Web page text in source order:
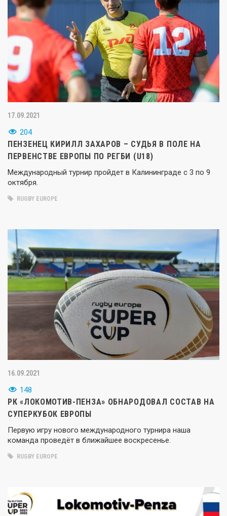
17.09.2021
204
ПЕНЗЕНЕЦ КИРИЛЛ ЗАХАРОВ – СУДЬЯ В ПОЛЕ НА
ПЕРВЕНСТВЕ ЕВРОПЫ ПО РЕГБИ (U18)
Международный турнир пройдет в Калининграде с 3 по 9
октября.
RUGBY EUROPE
16.09.2021
148
РК «ЛОКОМОТИВ-ПЕНЗА» ОБНАРОДОВАЛ СОСТАВ НА
СУПЕРКУБОК ЕВРОПЫ
Первую игру нового международного турнира наша
команда проведёт в ближайшее воскресенье.
RUGBY EUROPE